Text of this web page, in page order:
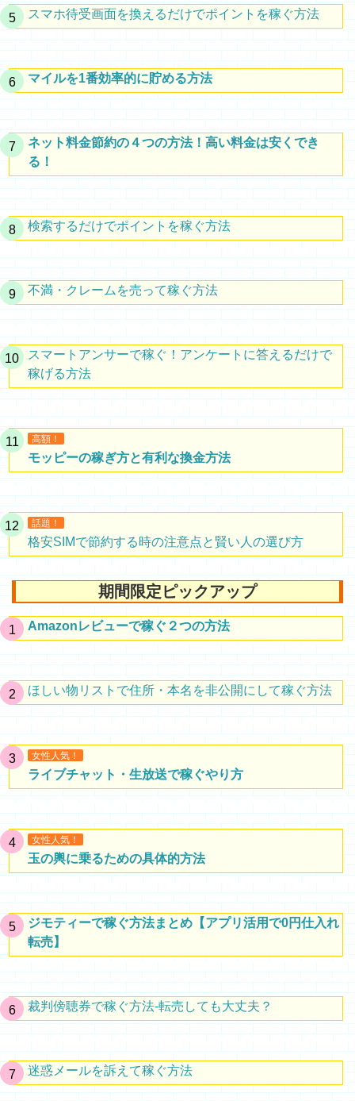
スマホ待受画面を換えるだけでポイントを稼ぐ方法
マイルを1番効率的に貯める方法
ネット料金節約の４つの方法！高い料金は安くでき
る！
検索するだけでポイントを稼ぐ方法
不満・クレームを売って稼ぐ方法
スマートアンサーで稼ぐ！アンケートに答えるだけで
稼げる方法
高額！
モッピーの稼ぎ方と有利な換金方法
話題！
格安SIMで節約する時の注意点と賢い人の選び方
期間限定ピックアップ
Amazonレビューで稼ぐ２つの方法
ほしい物リストで住所・本名を非公開にして稼ぐ方法
女性人気！
ライブチャット・生放送で稼ぐやり方
女性人気！
玉の輿に乗るための具体的方法
ジモティーで稼ぐ方法まとめ【アプリ活用で0円仕入れ
転売】
裁判傍聴券で稼ぐ方法-転売しても大丈夫？
迷惑メールを訴えて稼ぐ方法